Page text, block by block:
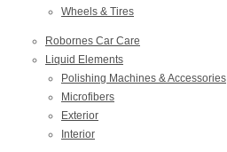
Wheels & Tires
Robornes Car Care
Liquid Elements
Polishing Machines & Accessories
Microfibers
Exterior
Interior